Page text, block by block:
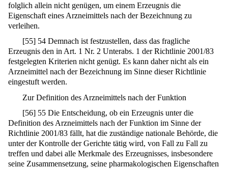
folglich allein nicht genügen, um einem Erzeugnis die
Eigenschaft eines Arzneimittels nach der Bezeichnung zu
verleihen.
[55] 54 Demnach ist festzustellen, dass das fragliche
Erzeugnis den in Art. 1 Nr. 2 Unterabs. 1 der Richtlinie 2001/83
festgelegten Kriterien nicht genügt. Es kann daher nicht als ein
Arzneimittel nach der Bezeichnung im Sinne dieser Richtlinie
eingestuft werden.
Zur Definition des Arzneimittels nach der Funktion
[56] 55 Die Entscheidung, ob ein Erzeugnis unter die
Definition des Arzneimittels nach der Funktion im Sinne der
Richtlinie 2001/83 fällt, hat die zuständige nationale Behörde, die
unter der Kontrolle der Gerichte tätig wird, von Fall zu Fall zu
treffen und dabei alle Merkmale des Erzeugnisses, insbesondere
seine Zusammensetzung, seine pharmakologischen Eigenschaften